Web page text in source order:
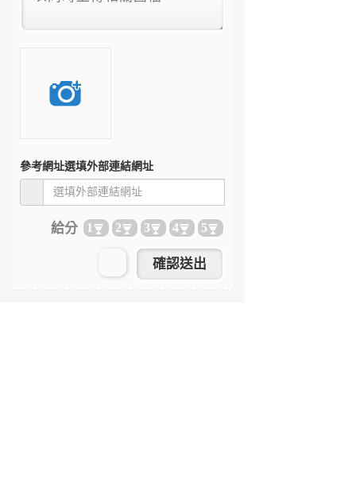
參考網址選填外部連結網址
給分 1 2 3 4 5